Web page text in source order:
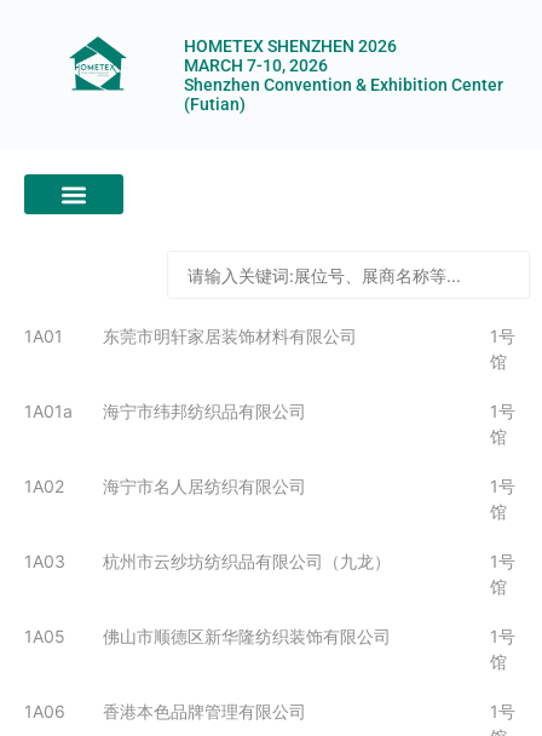
HOMETEX SHENZHEN 2026
MARCH 7-10, 2026
Shenzhen Convention & Exhibition Center
(Futian)
1A01 东莞市明轩家居装饰材料有限公司
1号
馆
1A01a 海宁市纬邦纺织品有限公司
1号
馆
1A02 海宁市名人居纺织有限公司
1号
馆
1A03 杭州市云纱坊纺织品有限公司（九龙）
1号
馆
1A05 佛山市顺德区新华隆纺织装饰有限公司
1号
馆
1A06 香港本色品牌管理有限公司
1号